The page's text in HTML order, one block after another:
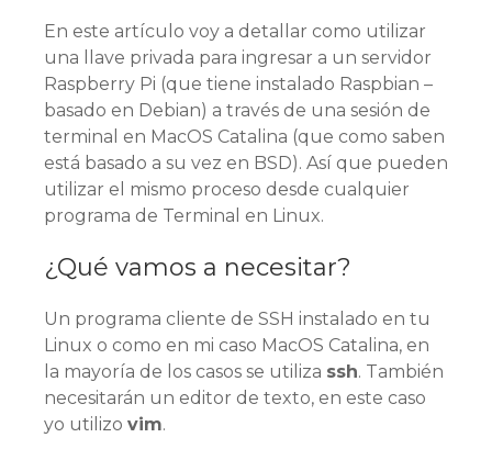
En este artículo voy a detallar como utilizar
una llave privada para ingresar a un servidor
Raspberry Pi (que tiene instalado Raspbian –
basado en Debian) a través de una sesión de
terminal en MacOS Catalina (que como saben
está basado a su vez en BSD). Así que pueden
utilizar el mismo proceso desde cualquier
programa de Terminal en Linux.
¿Qué vamos a necesitar?
Un programa cliente de SSH instalado en tu
Linux o como en mi caso MacOS Catalina, en
la mayoría de los casos se utiliza ssh. También
necesitarán un editor de texto, en este caso
yo utilizo vim.